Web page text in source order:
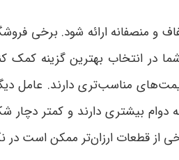
منصفانه ارائه شود. برخی
در انتخاب بهترین گزینه
مناسب‌تری دارند. عامل
دوام بیشتری دارند و کمتر
از قطعات ارزان‌تر ممکن است در